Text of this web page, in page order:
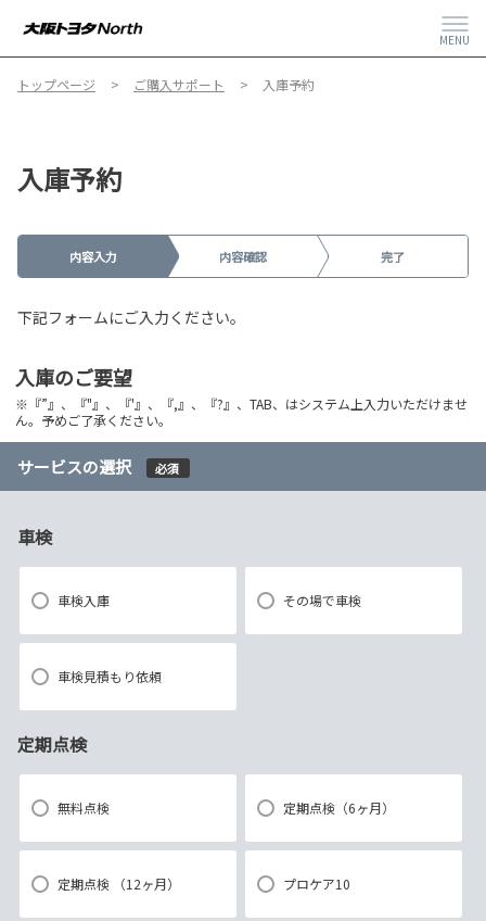
MENU
トップページ ご購入サポート 入庫予約
入庫予約
内容入力 内容確認 完了
下記フォームにご入力ください。
入庫のご要望
※『”』、『"』、『'』、『,』、『?』、TAB、はシステム上入力いただけませ
ん。予めご了承ください。
サービスの選択 必須
車検
車検入庫 その場で車検
車検見積もり依頼
定期点検
無料点検 定期点検（6ヶ月）
定期点検 （12ヶ月） プロケア10